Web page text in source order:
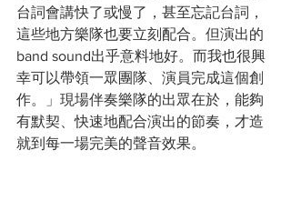
台詞會講快了或慢了，甚至忘記台詞，
這些地方樂隊也要立刻配合。但演出的
band sound出乎意料地好。而我也很興
幸可以帶領一眾團隊、演員完成這個創
作。」現場伴奏樂隊的出眾在於，能夠
有默契、快速地配合演出的節奏，才造
就到每一場完美的聲音效果。